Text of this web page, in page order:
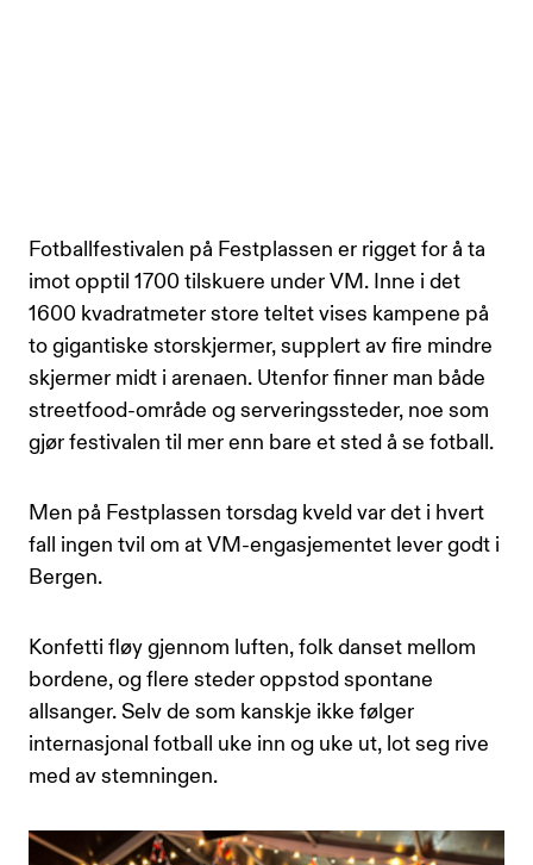
Fotballfestivalen på Festplassen er rigget for å ta
imot opptil 1700 tilskuere under VM. Inne i det
1600 kvadratmeter store teltet vises kampene på
to gigantiske storskjermer, supplert av fire mindre
skjermer midt i arenaen. Utenfor finner man både
streetfood-område og serveringssteder, noe som
gjør festivalen til mer enn bare et sted å se fotball.
Men på Festplassen torsdag kveld var det i hvert
fall ingen tvil om at VM-engasjementet lever godt i
Bergen.
Konfetti fløy gjennom luften, folk danset mellom
bordene, og flere steder oppstod spontane
allsanger. Selv de som kanskje ikke følger
internasjonal fotball uke inn og uke ut, lot seg rive
med av stemningen.